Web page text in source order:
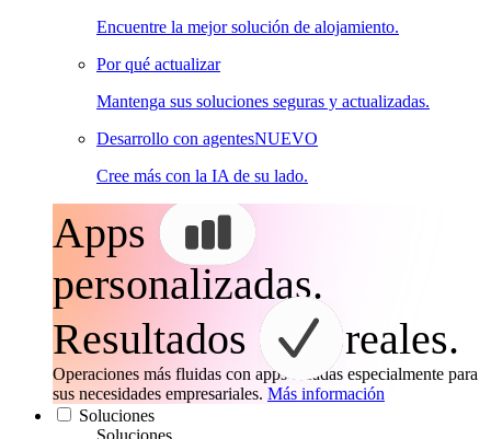
Encuentre la mejor solución de alojamiento.
Por qué actualizar
Mantenga sus soluciones seguras y actualizadas.
Desarrollo con agentesNUEVO
Cree más con la IA de su lado.
Apps
personalizadas.
Resultados
reales.
Operaciones más fluidas con apps creadas especialmente para
sus necesidades empresariales. Más información
Soluciones
Soluciones